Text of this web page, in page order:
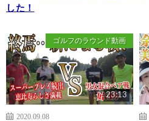
した！
ゴルフのラウンド動画
23:13
2020.09.08